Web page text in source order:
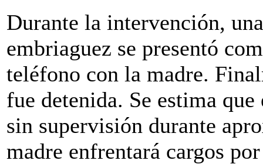
Durante la intervención,
embriaguez se presentó
teléfono con la madre.
fue detenida. Se estima
sin supervisión durante
madre enfrentará cargos